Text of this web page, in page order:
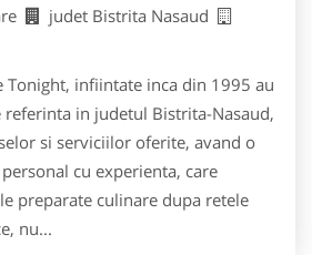
judet Bistrita Nasaud
Tonight, infiintate inca din 1995 au
in judetul Bistrita-Nasaud,
si serviciilor oferite, avand o
cu experienta, care
preparate culinare dupa retele
nu...